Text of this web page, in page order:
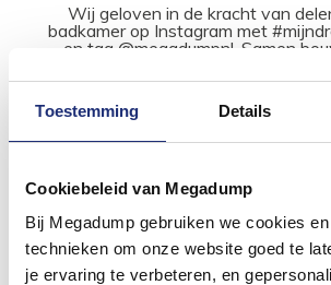
Toestemming Details
Cookiebeleid van Megadump
Bij Megadump gebruiken we cookies
technieken om onze website goed te
je ervaring te verbeteren, en
Wij geloven in de kracht van
badkamer op Instagram met
en tag @megadumpnl. Samen
badkamerstijlen. Doe je